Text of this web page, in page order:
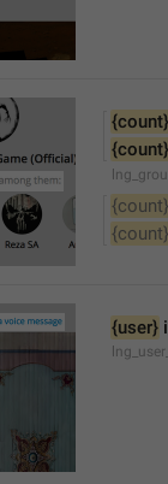
{count}
{count}
{count}
{count}
{user}